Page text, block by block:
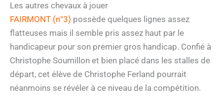
Les autres chevaux à jouer
FAIRMONT (n°3) possède quelques lignes assez
flatteuses mais il semble pris assez haut par le
handicapeur pour son premier gros handicap. Confié à
Christophe Soumillon et bien placé dans les stalles de
départ, cet élève de Christophe Ferland pourrait
néanmoins se révéler à ce niveau de la compétition.